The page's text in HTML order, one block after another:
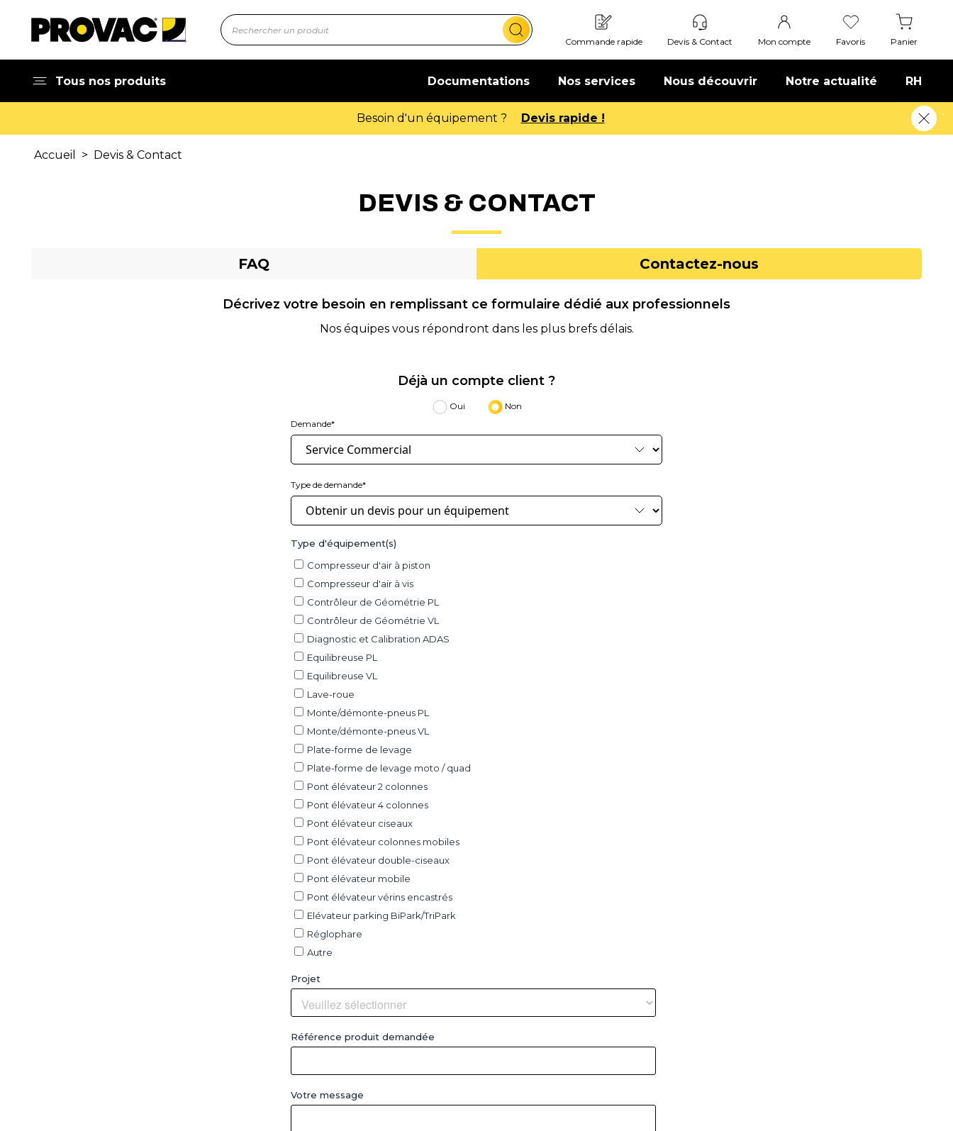
Commande rapide Devis & Contact Mon compte Favoris Panier
Tous nos produits Documentations Nos services Nous découvrir Notre actualité RH
Offre de bienvenue : 20€ offerts !
Accueil > Devis & Contact
DEVIS & CONTACT
FAQ Contactez-nous
Décrivez votre besoin en remplissant ce formulaire dédié aux professionnels
Nos équipes vous répondront dans les plus brefs délais.
Déjà un compte client ?
Oui
Non
Demande*
Type de demande*